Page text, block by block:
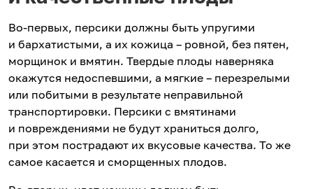
Во-первых, персики должны быть упругими
и бархатистыми, а их кожица – ровной, без пятен,
морщинок и вмятин. Твердые плоды наверняка
окажутся недоспевшими, а мягкие – перезрелыми
или побитыми в результате неправильной
транспортировки. Персики с вмятинами
и повреждениями не будут храниться долго,
при этом пострадают их вкусовые качества. То же
самое касается и сморщенных плодов.